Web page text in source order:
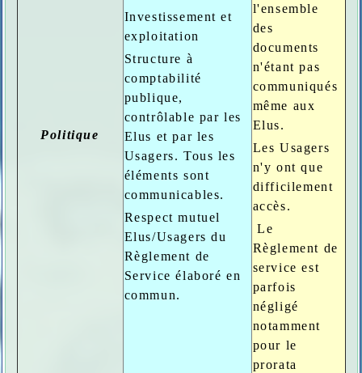
Politique
Investissement et
exploitation
Structure à
comptabilité
publique,
contrôlable par les
Elus et par les
Usagers. Tous les
éléments sont
communicables.
Respect mutuel
Elus/Usagers du
Règlement de
Service élaboré en
commun.
l'ensemble
des
documents
n'étant pas
communiqués
même aux
Elus.
Les Usagers
n'y ont que
difficilement
accès.
Le
Règlement de
service est
parfois
négligé
notamment
pour le
prorata